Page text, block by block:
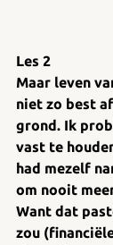
Les 2
Maar leven
niet zo best
grond. Ik
vast te
had mezelf
om nooit
Want dat
zou